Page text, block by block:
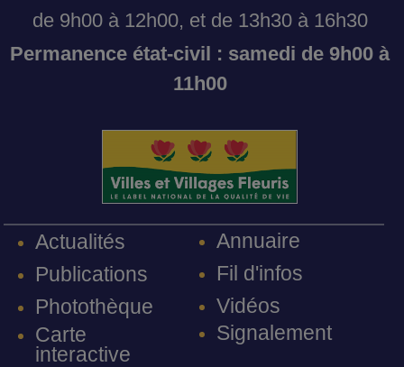
de 9h00 à 12h00, et de 13h30 à 16h30
Permanence état-civil : samedi de 9h00 à
11h00
Actualités
Publications
Photothèque
Carte
interactive
Annuaire
Fil d'infos
Vidéos
Signalement